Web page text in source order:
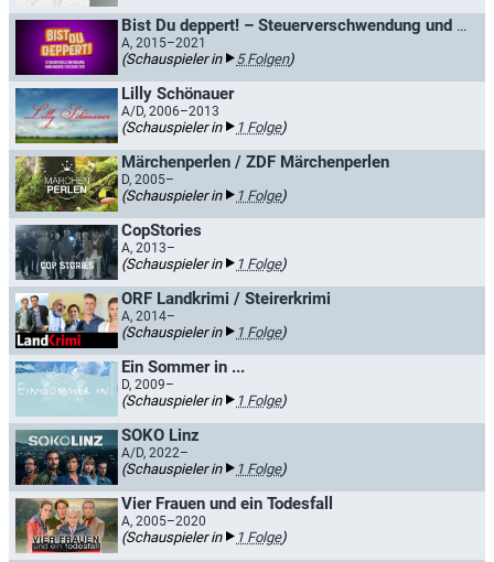
Bist Du deppert! – Steuerverschwendung und andere Frechheiten
A, 2015–2021
(Schauspieler in 5 Folgen)
Lilly Schönauer
A/D, 2006–2013
(Schauspieler in 1 Folge)
Märchenperlen / ZDF Märchenperlen
D, 2005–
(Schauspieler in 1 Folge)
CopStories
A, 2013–
(Schauspieler in 1 Folge)
ORF Landkrimi / Steirerkrimi
A, 2014–
(Schauspieler in 1 Folge)
Ein Sommer in ...
D, 2009–
(Schauspieler in 1 Folge)
SOKO Linz
A/D, 2022–
(Schauspieler in 1 Folge)
Vier Frauen und ein Todesfall
A, 2005–2020
(Schauspieler in 1 Folge)